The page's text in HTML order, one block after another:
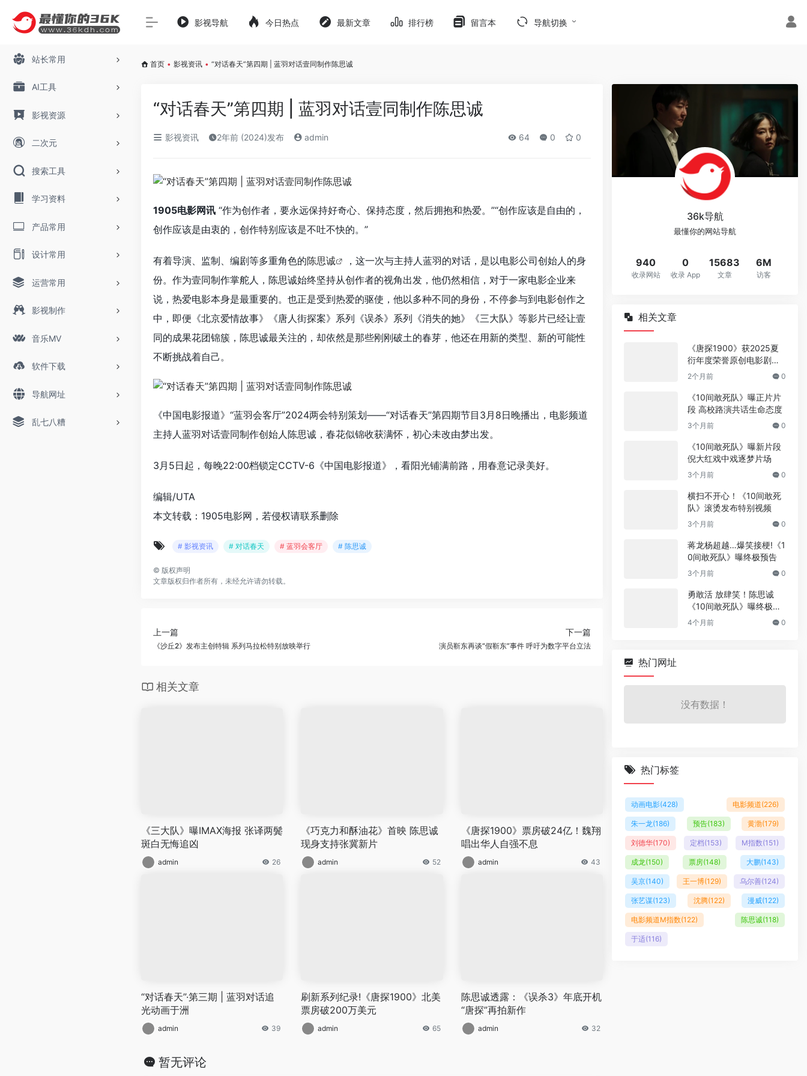
站长常用
AI工具
影视资源
二次元
搜索工具
学习资料
产品常用
设计常用
运营常用
影视制作
音乐MV
软件下载
导航网址
乱七八糟
影视导航 今日热点 最新文章 排行榜 留言本 导航切换
首页 • 影视资讯 • “对话春天”第四期 | 蓝羽对话壹同制作陈思诚
“对话春天”第四期 | 蓝羽对话壹同制作陈思诚
影视资讯 2年前 (2024)发布 admin 64 0 0
1905电影网讯 “作为创作者，要永远保持好奇心、保持态度，然后拥抱和热爱。”“创作应该是自由的，
创作应该是由衷的，创作特别应该是不吐不快的。”
有着导演、监制、编剧等多重角色的陈思诚
，这一次与主持人蓝羽的对话，是以电影公司创始人的身
份。作为壹同制作掌舵人，陈思诚始终坚持从创作者的视角出发，他仍然相信，对于一家电影企业来
说，热爱电影本身是最重要的。也正是受到热爱的驱使，他以多种不同的身份，不停参与到电影创作之
中，即便《北京爱情故事》《唐人街探案》系列《误杀》系列《消失的她》《三大队》等影片已经让壹
同的成果花团锦簇，陈思诚最关注的，却依然是那些刚刚破土的春芽，他还在用新的类型、新的可能性
不断挑战着自己。
《中国电影报道》“蓝羽会客厅”2024两会特别策划——“对话春天”第四期节目3月8日晚播出，电影频道
主持人蓝羽对话壹同制作创始人陈思诚，春花似锦收获满怀，初心未改由梦出发。
3月5日起，每晚22:00档锁定CCTV-6《中国电影报道》，看阳光铺满前路，用春意记录美好。
编辑/UTA
本文转载：1905电影网，若侵权请联系删除
# 影视资讯 # 对话春天 # 蓝羽会客厅 # 陈思诚
© 版权声明
文章版权归作者所有，未经允许请勿转载。
上一篇
《沙丘2》发布主创特辑 系列马拉松特别放映举行
下一篇
演员靳东再谈“假靳东”事件 呼吁为数字平台立法
相关文章
《三大队》曝IMAX海报 张译两鬓
斑白无悔追凶
admin 26
《巧克力和酥油花》首映 陈思诚
现身支持张冀新片
admin 52
《唐探1900》票房破24亿！魏翔
唱出华人自强不息
admin 43
“对话春天”·第三期 | 蓝羽对话追
光动画于洲
admin 39
刷新系列纪录!《唐探1900》北美
票房破200万美元
admin 65
陈思诚透露：《误杀3》年底开机
“唐探”再拍新作
admin 32
暂无评论
36k导航
最懂你的网站导航
940
收录网站
0
收录 App
15683
文章
6M
访客
相关文章
《唐探1900》获2025夏
衍年度荣誉原创电影剧本
奖
2个月前 0
《10间敢死队》曝正片片
段 高校路演共话生命态度
3个月前 0
《10间敢死队》曝新片段
倪大红戏中戏逐梦片场
3个月前 0
横扫不开心！《10间敢死
队》滚烫发布特别视频
3个月前 0
蒋龙杨超越…爆笑接梗!《1
0间敢死队》曝终极预告
3个月前 0
勇敢活 放肆笑！陈思诚
《10间敢死队》曝终极预
告
4个月前 0
热门网址
没有数据！
热门标签
动画电影(428) 电影频道(226)
朱一龙(186) 预告(183) 黄渤(179)
刘德华(170) 定档(153) M指数(151)
成龙(150) 票房(148) 大鹏(143)
吴京(140) 王一博(129) 乌尔善(124)
张艺谋(123) 沈腾(122) 漫威(122)
电影频道M指数(122) 陈思诚(118)
于适(116)